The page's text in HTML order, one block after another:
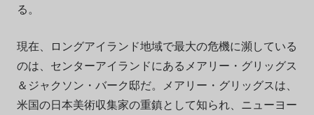
る。
現在、ロングアイランド地域で最大の危機に瀕している
のは、センターアイランドにあるメアリー・グリッグス
＆ジャクソン・バーク邸だ。メアリー・グリッグスは、
米国の日本美術収集家の重鎮として知られ、ニューヨー